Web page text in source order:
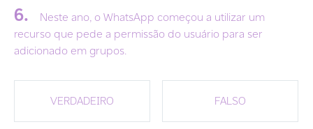
6.
Neste ano, o WhatsApp começou a utilizar um
recurso que pede a permissão do usuário para ser
adicionado em grupos.
VERDADEIRO FALSO